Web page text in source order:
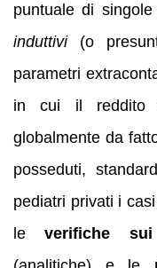
puntuale di
induttivi(o
parametri
in cui il reddito
globalmente da
posseduti,
pediatri privati i
leverifiche